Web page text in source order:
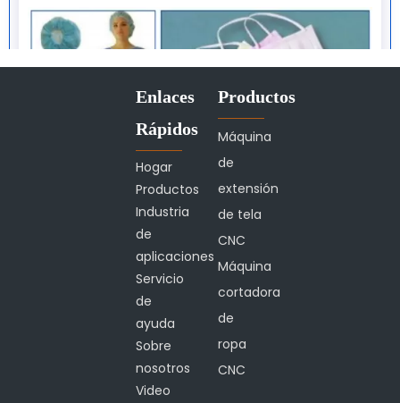
Suministros médicos
Enlaces
Rápidos
Hogar
Productos
Industria
de
aplicaciones
Servicio
de
ayuda
Sobre
nosotros
Video
Productos
Máquina
de
extensión
de tela
CNC
Máquina
cortadora
de
ropa
CNC